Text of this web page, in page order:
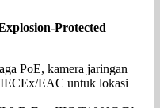
Protected
PoE, kamera jaringan
EAC untuk lokasi